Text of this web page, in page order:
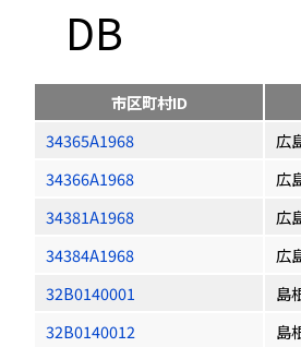
DB
市区町村ID
34365A1968
広
34366A1968
広
34381A1968
広
34384A1968
広
32B0140001
島
32B0140012
島